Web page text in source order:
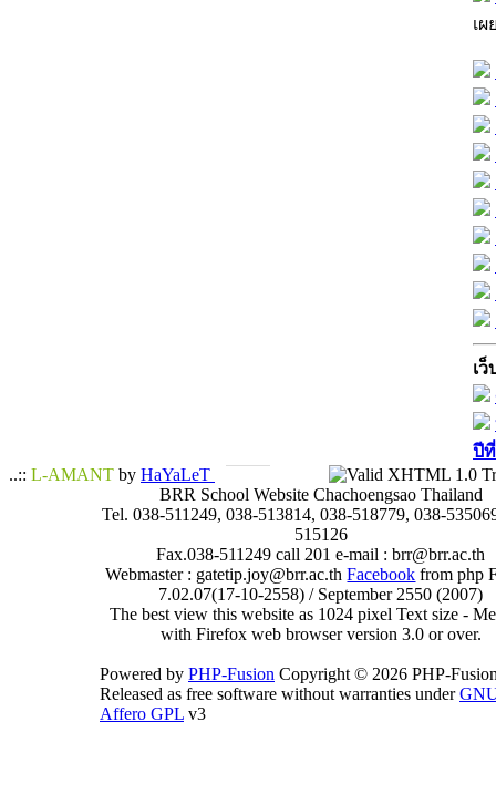
เ
เว็
ปี
..:: L-AMANT by HaYaLeT
BRR School Website Chachoengsao Thailand
Tel. 038-511249, 038-513814, 038-518779, 038-
515126
Fax.038-511249 call 201 e-mail : brr@brr.ac.th
Webmaster : gatetip.joy@brr.ac.thFacebook from php
7.02.07(17-10-2558) / September 2550 (2007)
The best view this website as 1024 pixel Text size -
with Firefox web browser version 3.0 or over.
Powered by PHP-Fusion Copyright © 2026 PHP-
Released as free software without warranties under
Affero GPL v3